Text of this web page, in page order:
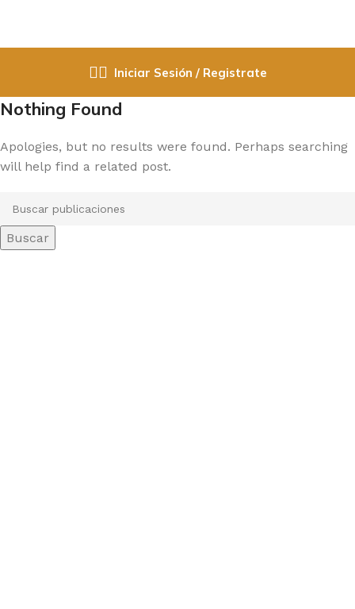
Iniciar Sesión / Registrate
Nothing Found
Apologies, but no results were found. Perhaps searching
will help find a related post.
Buscar